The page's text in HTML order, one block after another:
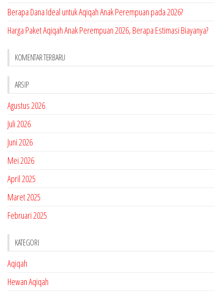
Berapa Dana Ideal untuk Aqiqah Anak Perempuan pada 2026?
Harga Paket Aqiqah Anak Perempuan 2026, Berapa Estimasi Biayanya?
KOMENTAR TERBARU
ARSIP
Agustus 2026
Juli 2026
Juni 2026
Mei 2026
April 2025
Maret 2025
Februari 2025
KATEGORI
Aqiqah
Hewan Aqiqah